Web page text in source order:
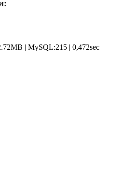
| MySQL:215 | 0,472sec